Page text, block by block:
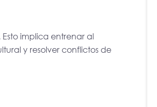
Esto implica entrenar al
y resolver conflictos de